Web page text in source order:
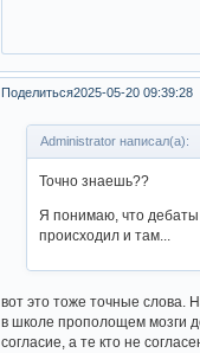
Поделиться2025-05-20 09:39:28
Administrator написал(а):
Точно знаешь??
Я понимаю, что
происходил и там...
вот это тоже точные слова.
в школе прополощем мозги
согласие, а те кто не